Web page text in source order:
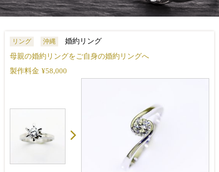
リング 沖縄
婚約リング
母親の婚約リングをご自身の婚約リングへ
製作料金 ¥58,000